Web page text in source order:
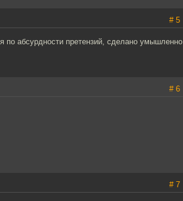
# 5
абсурдности претензий, сделано умышленно
# 6
# 7